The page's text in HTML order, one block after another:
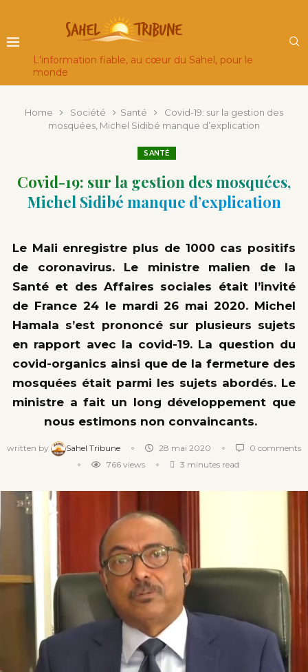
L'information fiable, au cœur du Sahel, pour le
monde
Home Société Santé
Covid-19: sur la gestion des
mosquées, Michel Sidibé manque d’explication
SANTÉ
Covid-19: sur la gestion des mosquées,
Michel Sidibé manque d’explication
Le Mali enregistre plus de 1000 cas positifs
de coronavirus. Le ministre malien de la
Santé et des Affaires sociales était l’invité
de France 24 le mardi 26 mai 2020. Michel
Hamala s’est prononcé sur plusieurs sujets
en rapport avec la covid-19. La question du
covid-organics ainsi que de la fermeture des
mosquées était parmi les sujets abordés. Le
ministre a fait un long développement que
nous estimons non convaincants.
written by Sahel Tribune 28 mai 2020
0 comments
766 views 3 minutes read